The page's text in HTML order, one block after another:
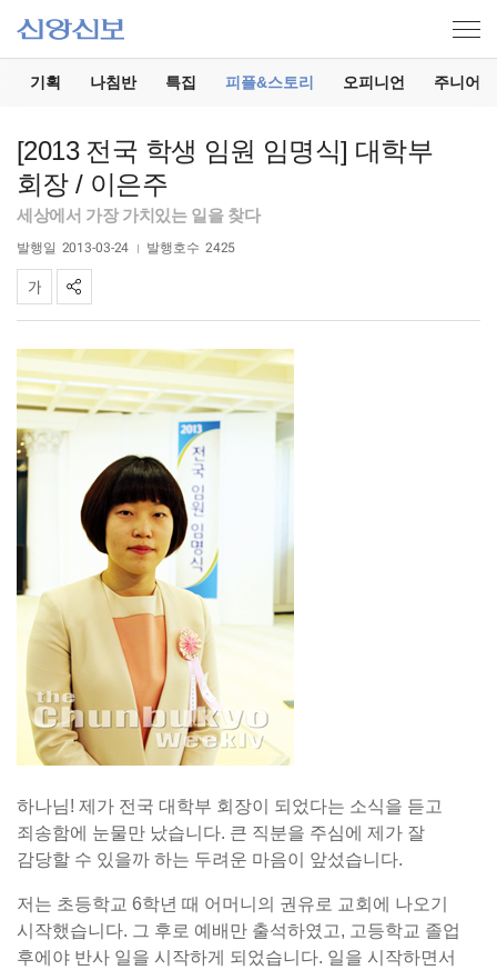
기획 나침반 특집 피플&스토리 오피니언 주니어
[2013 전국 학생 임원 임명식] 대학부
회장 / 이은주
세상에서 가장 가치있는 일을 찾다
발행일 2013-03-24 발행호수 2425
하나님! 제가 전국 대학부 회장이 되었다는 소식을 듣고
죄송함에 눈물만 났습니다. 큰 직분을 주심에 제가 잘
감당할 수 있을까 하는 두려운 마음이 앞섰습니다.
저는 초등학교 6학년 때 어머니의 권유로 교회에 나오기
시작했습니다. 그 후로 예배만 출석하였고, 고등학교 졸업
후에야 반사 일을 시작하게 되었습니다. 일을 시작하면서